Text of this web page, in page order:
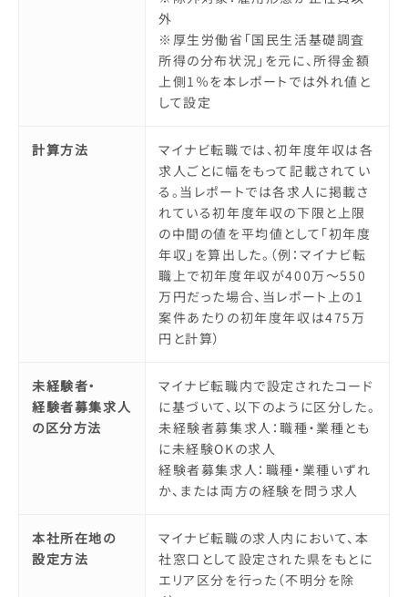
外
※厚生労働省「国民生活基礎調査
所得の分布状況」を元に、所得金額
上側1％を本レポートでは外れ値と
して設定
計算方法
マイナビ転職では、初年度年収は各
求人ごとに幅をもって記載されてい
る。当レポートでは各求人に掲載さ
れている初年度年収の下限と上限
の中間の値を平均値として「初年度
年収」を算出した。（例：マイナビ転
職上で初年度年収が400万～550
万円だった場合、当レポート上の1
案件あたりの初年度年収は475万
円と計算）
未経験者・
経験者募集求人
の区分方法
マイナビ転職内で設定されたコード
に基づいて、以下のように区分した。
未経験者募集求人：職種・業種とも
に未経験OKの求人
経験者募集求人：職種・業種いずれ
か、または両方の経験を問う求人
本社所在地の
設定方法
マイナビ転職の求人内において、本
社窓口として設定された県をもとに
エリア区分を行った（不明分を除